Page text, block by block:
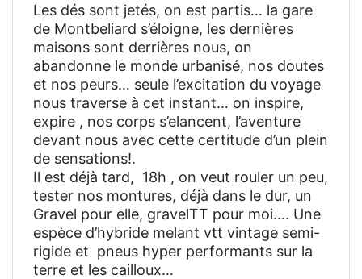
Les dés sont jetés, on est partis… la gare
de Montbeliard s’éloigne, les dernières
maisons sont derrières nous, on
abandonne le monde urbanisé, nos doutes
et nos peurs… seule l’excitation du voyage
nous traverse à cet instant… on inspire,
expire , nos corps s’elancent, l’aventure
devant nous avec cette certitude d’un plein
de sensations!.
Il est déjà tard, 18h , on veut rouler un peu,
tester nos montures, déjà dans le dur, un
Gravel pour elle, gravelTT pour moi…. Une
espèce d’hybride melant vtt vintage semi-
rigide et pneus hyper performants sur la
terre et les cailloux…